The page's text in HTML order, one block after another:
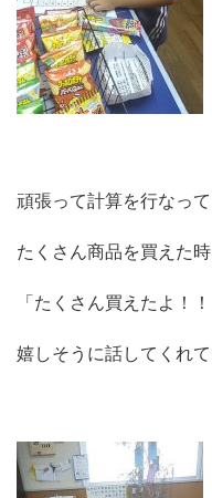
頑張って計算を行なって
たくさん商品を買えた
「たくさん買えたよ！
嬉しそうに話してくれ